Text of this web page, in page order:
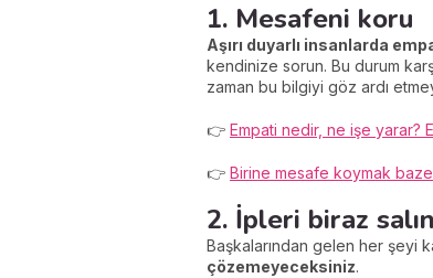
1. Mesafeni koru
Aşırı duyarlı insanlarda
kendinize sorun. Bu durum
zaman bu bilgiyi göz ardı
👉 Empati nedir, ne işe yarar?
👉 Birine mesafe koymak
2. İpleri biraz salın
Başkalarından gelen her şeyi
çözemeyeceksiniz.